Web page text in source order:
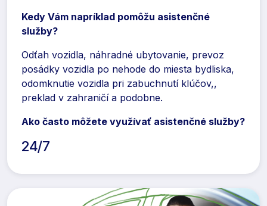
Kedy Vám napríklad pomôžu asistenčné
služby?
Odťah vozidla, náhradné ubytovanie, prevoz
posádky vozidla po nehode do miesta bydliska,
odomknutie vozidla pri zabuchnutí klúčov,,
preklad v zahraničí a podobne.
Ako často môžete využívať asistenčné služby?
24/7